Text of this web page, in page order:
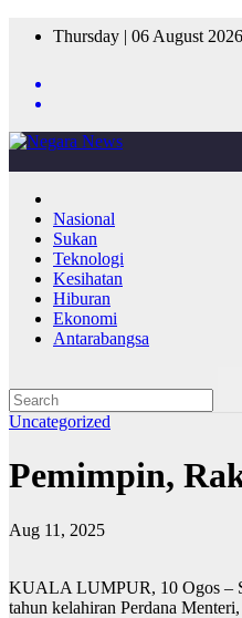
Thursday | 06 August 2026
Nasional
Sukan
Teknologi
Kesihatan
Hiburan
Ekonomi
Antarabangsa
Uncategorized
Pemimpin,
Aug 11, 2025
KUALA LUMPUR, 10 Ogos –
tahun kelahiran Perdana